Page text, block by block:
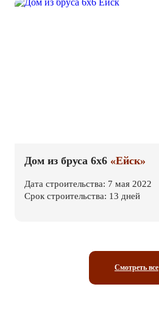
Дом из бруса 6х6 «Ейск»
Дата строительства: 7 мая 2022
Срок строительства: 13 дней
Смотреть все